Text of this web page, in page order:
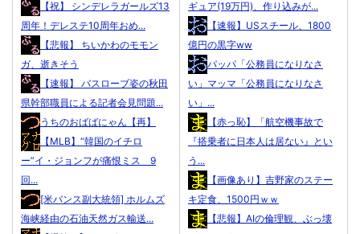
【祝】 シンデレラガールズ13
周年！デレステ10周年おめ...
【悲報】 ちいかわのモモン
ガ、逝きそう
【速報】 バスローブ姿の秋田
県幹部職員による記者会見問題...
うちのおばばにゃん【再】
【MLB】“韓国のイチロ
ー”イ・ジョンフが痛恨ミス 9
回...
[米バンス副大統領] ホルムズ
海峡経由の石油天然ガス輸送...
ギュア(19万円)、作り込みが...
【速報】USスチール、1800
億円の黒字ww
パッパ「公務員になりなさ
い」マッマ「公務員になりなさ
い」...
【赤っ恥】「航空機事故で
『搭乗者に日本人は居ない』とい
う...
【画像あり】吉野家のステー
キ定食、1500円ｗｗ
【悲報】AIの倫理観、ぶっ壊